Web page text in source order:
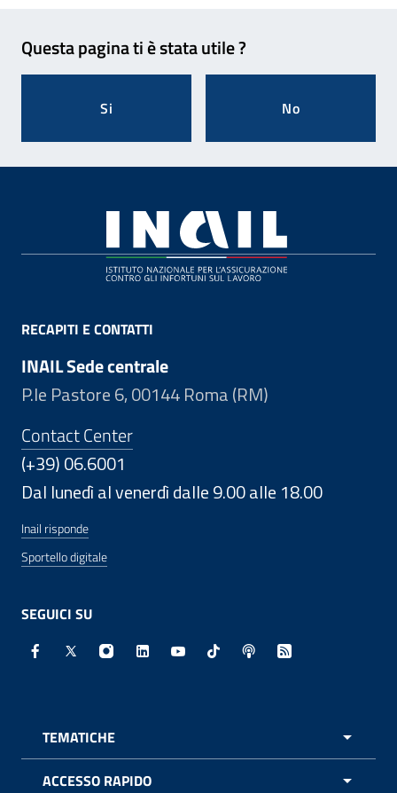
Questa pagina ti è stata utile ?
Si No
RECAPITI E CONTATTI
INAIL Sede centrale
P.le Pastore 6, 00144 Roma (RM)
Contact Center
(+39) 06.6001
Dal lunedì al venerdì dalle 9.00 alle 18.00
Inail risponde
Sportello digitale
SEGUICI SU
Facebook - Sito esterno - Apertura in nuova finestra
X - Sito esterno - Apertura in nuova finestra
Instagram - Sito esterno - Apertura in
Linkedin - Sito esterno - Apertura in
Youtube - Sito esterno -
TikTok - Sito esterno -
Spreaker - Sito
Feed RSS -
TEMATICHE
ACCESSO RAPIDO